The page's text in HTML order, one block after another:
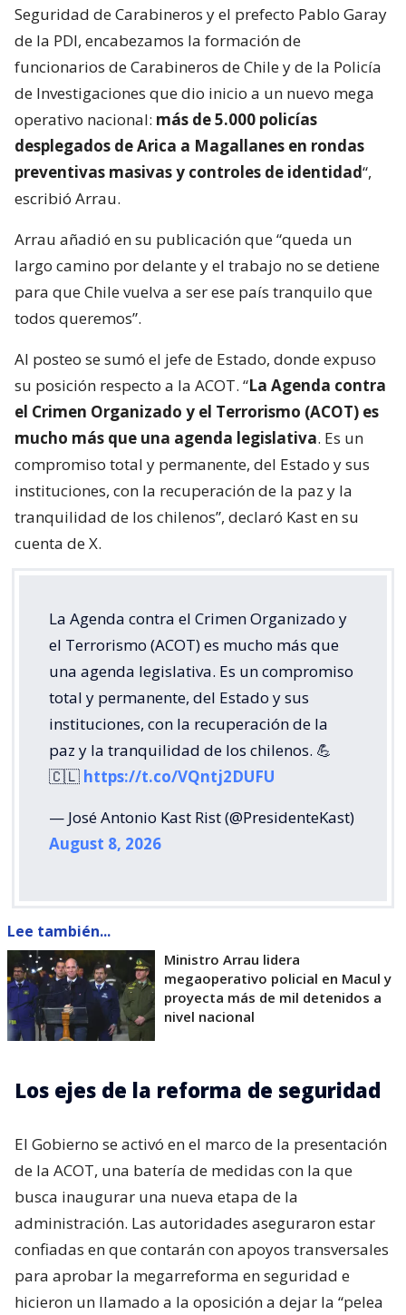
Seguridad de Carabineros y el prefecto Pablo Garay
de la PDI, encabezamos la formación de
funcionarios de Carabineros de Chile y de la Policía
de Investigaciones que dio inicio a un nuevo mega
operativo nacional: más de 5.000 policías
desplegados de Arica a Magallanes en rondas
preventivas masivas y controles de identidad“,
escribió Arrau.
Arrau añadió en su publicación que “queda un
largo camino por delante y el trabajo no se detiene
para que Chile vuelva a ser ese país tranquilo que
todos queremos”.
Al posteo se sumó el jefe de Estado, donde expuso
su posición respecto a la ACOT. “La Agenda contra
el Crimen Organizado y el Terrorismo (ACOT) es
mucho más que una agenda legislativa. Es un
compromiso total y permanente, del Estado y sus
instituciones, con la recuperación de la paz y la
tranquilidad de los chilenos”, declaró Kast en su
cuenta de X.
La Agenda contra el Crimen Organizado y
el Terrorismo (ACOT) es mucho más que
una agenda legislativa. Es un compromiso
total y permanente, del Estado y sus
instituciones, con la recuperación de la
paz y la tranquilidad de los chilenos. 💪
🇨🇱 https://t.co/VQntj2DUFU
— José Antonio Kast Rist (@PresidenteKast)
August 8, 2026
Lee también...
Ministro Arrau lidera
megaoperativo policial en Macul y
proyecta más de mil detenidos a
nivel nacional
Los ejes de la reforma de seguridad
El Gobierno se activó en el marco de la presentación
de la ACOT, una batería de medidas con la que
busca inaugurar una nueva etapa de la
administración. Las autoridades aseguraron estar
confiadas en que contarán con apoyos transversales
para aprobar la megarreforma en seguridad e
hicieron un llamado a la oposición a dejar la “pelea